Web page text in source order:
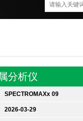
分析仪
SPECTROMAXx 09
2026-03-29